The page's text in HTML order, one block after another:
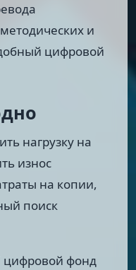
и
цифровой
нагрузку на
износ
на копии,
поиск
цифровой фонд